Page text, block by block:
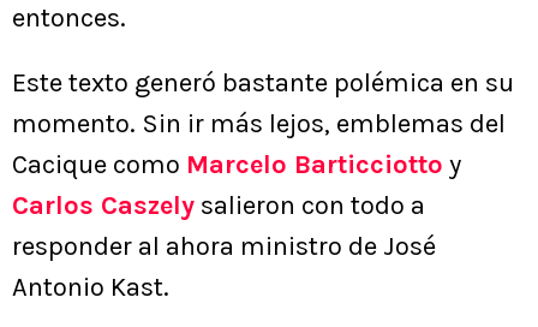
entonces.
Este texto generó bastante polémica en su
momento. Sin ir más lejos, emblemas del
Cacique como Marcelo Barticciotto y
Carlos Caszely salieron con todo a
responder al ahora ministro de José
Antonio Kast.